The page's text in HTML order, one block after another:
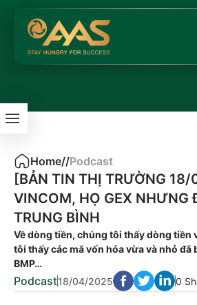
Home//Podcast
[BẢN TIN THỊ TRƯỜNG
VINCOM, HỌ GEX NHƯNG
TRUNG BÌNH
Về dòng tiền, chúng tôi thấy dòng tiền
tôi thấy các mã vốn hóa vừa và nhỏ
BMP…
Podcast18/04/2025 0